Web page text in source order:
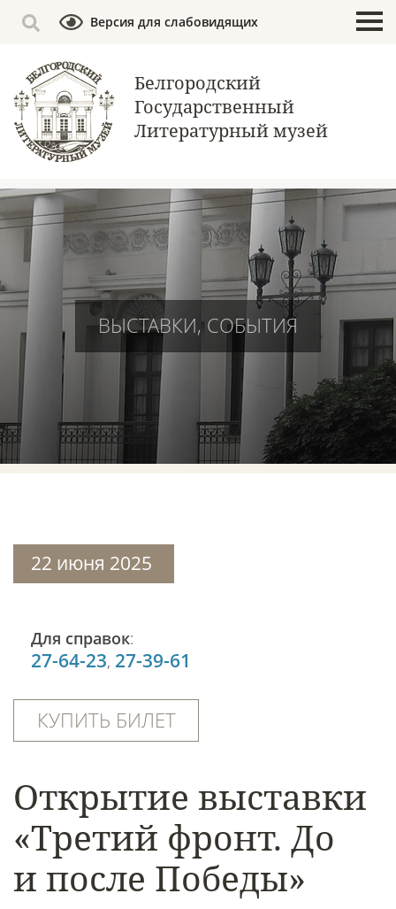
Версия для слабовидящих
Белгородский
Государственный
Литературный музей
ВЫСТАВКИ, СОБЫТИЯ
Открытие выставки
«Третий фронт. До
и после Победы»
22 июня 2025
Для справок:
27-64-23, 27-39-61
КУПИТЬ БИЛЕТ